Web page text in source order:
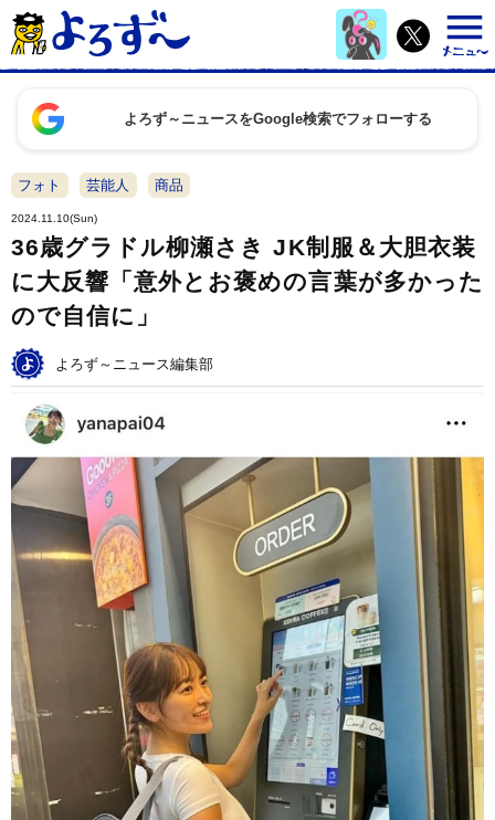
よろず～ニュースをGoogle検索でフォローする
フォト 芸能人 商品
2024.11.10(Sun)
36歳グラドル柳瀬さき JK制服＆大胆衣装
に大反響「意外とお褒めの言葉が多かった
ので自信に」
よろず～ニュース編集部